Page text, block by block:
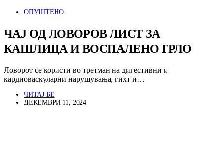
ОПУШТЕНО
ЧАЈ ОД ЛОВОРОВ ЛИСТ ЗА
КАШЛИЦА И ВОСПАЛЕНО ГРЛО
Ловорот се користи во третман на дигестивни и
кардиоваскуларни нарушувања, гихт и…
ЧИТАЈ БЕ
ДЕКЕМВРИ 11, 2024